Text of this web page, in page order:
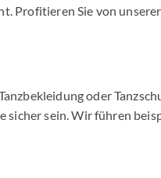
Profitieren Sie von unserer
oder
sein. Wir führen